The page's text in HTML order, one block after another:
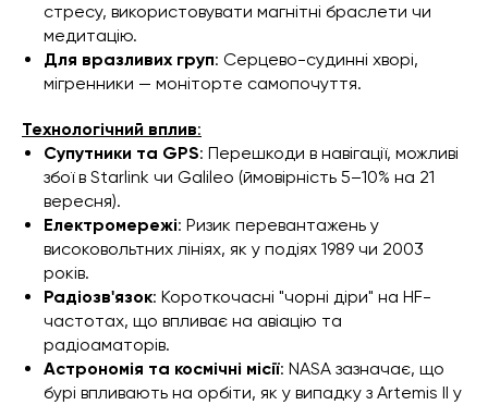
стресу, використовувати магнітні браслети чи
медитацію.
Для вразливих груп: Серцево-судинні хворі,
мігренники — моніторте самопочуття.
Технологічний вплив:
Супутники та GPS: Перешкоди в навігації, можливі
збої в Starlink чи Galileo (ймовірність 5–10% на 21
вересня).
Електромережі: Ризик перевантажень у
високовольтних лініях, як у подіях 1989 чи 2003
років.
Радіозв'язок: Короткочасні "чорні діри" на HF-
частотах, що впливає на авіацію та
радіоаматорів.
Астрономія та космічні місії: NASA зазначає, що
бурі впливають на орбіти, як у випадку з Artemis II у